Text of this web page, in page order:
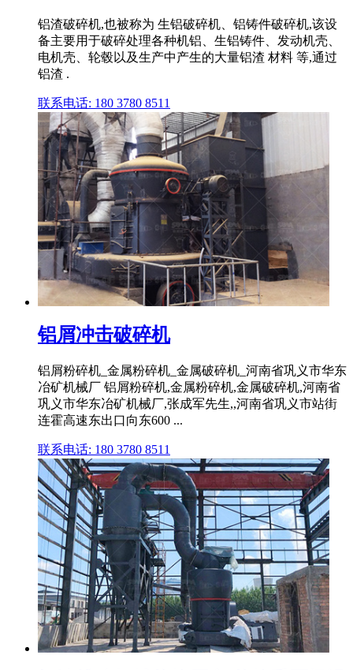
铝渣破碎机,也被称为 生铝破碎机、铝铸件破碎机,该设
备主要用于破碎处理各种机铝、生铝铸件、发动机壳、
电机壳、轮毂以及生产中产生的大量铝渣 材料 等,通过
铝渣 .
联系电话: 180 3780 8511
铝屑冲击破碎机
铝屑粉碎机_金属粉碎机_金属破碎机_河南省巩义市华东
冶矿机械厂 铝屑粉碎机,金属粉碎机,金属破碎机,河南省
巩义市华东冶矿机械厂,张成军先生,,河南省巩义市站街
连霍高速东出口向东600 ...
联系电话: 180 3780 8511